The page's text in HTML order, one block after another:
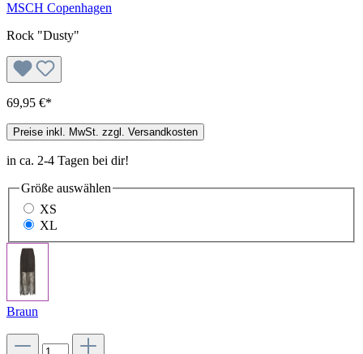
MSCH Copenhagen
Rock "Dusty"
69,95 €*
Preise inkl. MwSt. zzgl. Versandkosten
in ca. 2-4 Tagen bei dir!
Größe auswählen
XS
XL
Braun